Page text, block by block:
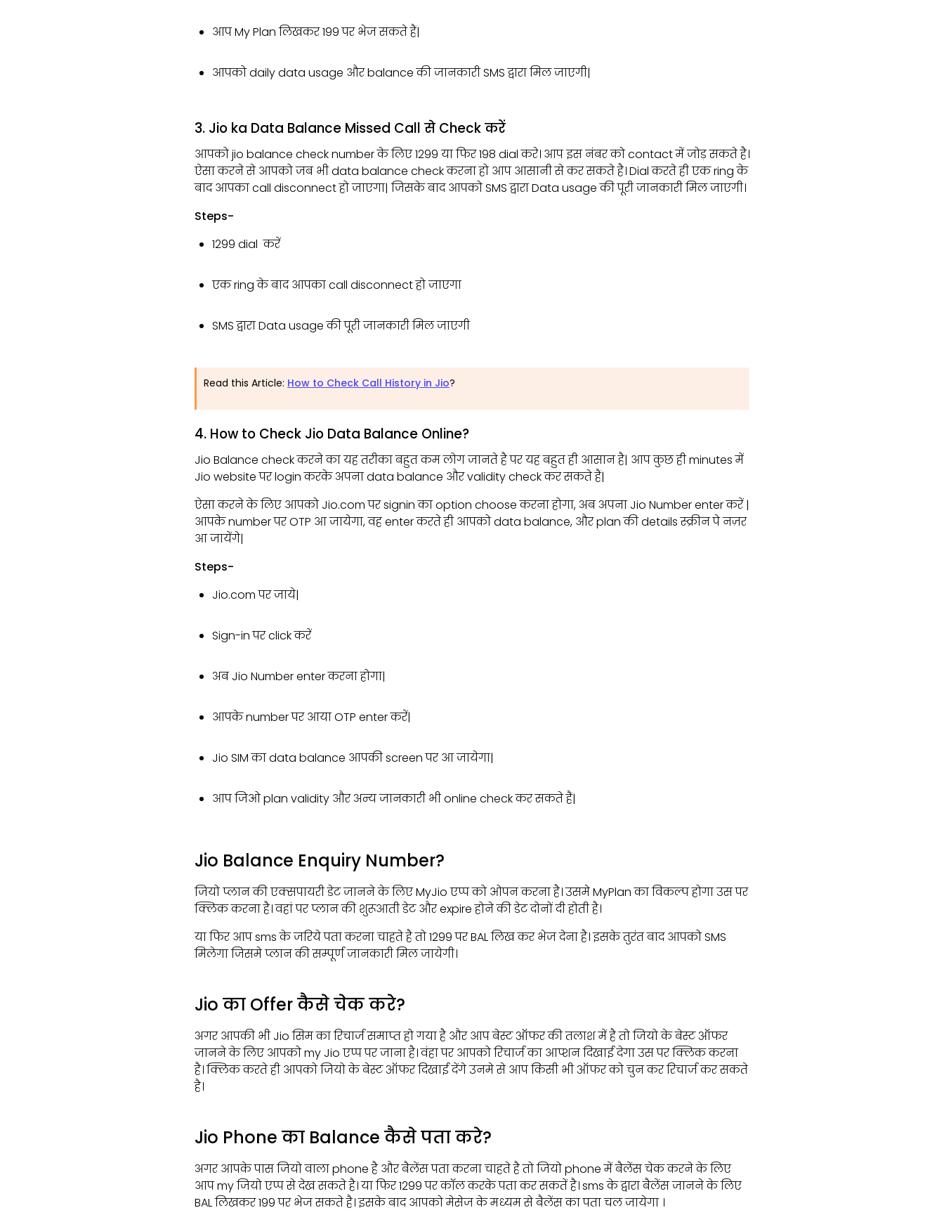
आप My Plan लिखकर 199 पर भेज सकते हैं|
आपको daily data usage और balance की जानकारी SMS द्वारा मिल जाएगी|
3. Jio ka Data Balance Missed Call से Check करें
आपको jio balance check number के लिए 1299 या फिर 198 dial करे। आप इस नंबर को contact में जोड़ सकते है।
ऐसा करने से आपको जब भी data balance check करना हो आप आसानी से कर सकते है। Dial करते ही एक ring के
बाद आपका call disconnect हो जाएगा| जिसके बाद आपको SMS द्वारा Data usage की पूरी जानकारी मिल जाएगी।
Steps-
1299 dial करें
एक ring के बाद आपका call disconnect हो जाएगा
SMS द्वारा Data usage की पूरी जानकारी मिल जाएगी
Read this Article: How to Check Call History in Jio?
4. How to Check Jio Data Balance Online?
Jio Balance check करने का यह तरीका बहुत कम लोग जानते है पर यह बहुत ही आसान है| आप कुछ ही minutes में
Jio website पर login करके अपना data balance और validity check कर सकते हैं|
ऐसा करने के लिए आपको Jio.com पर signin का option choose करना होगा, अब अपना Jio Number enter करें |
आपके number पर OTP आ जायेगा, वह enter करते ही आपको data balance, और plan की details स्क्रीन पे नज़र
आ जायेंगे|
Steps-
Jio.com पर जाये|
Sign-in पर click करें
अब Jio Number enter करना होगा|
आपके number पर आया OTP enter करें|
Jio SIM का data balance आपकी screen पर आ जायेगा|
आप जिओ plan validity और अन्य जानकारी भी online check कर सकते हैं|
Jio Balance Enquiry Number?
जियो प्लान की एक्सपायरी डेट जानने के लिए MyJio एप्प को ओपन करना है। उसमे MyPlan का विकल्प होगा उस पर
क्लिक करना है। वहां पर प्लान की शुरूआती डेट और expire होने की डेट दोनों दी होती है।
या फिर आप sms के जरिये पता करना चाहते है तो 1299 पर BAL लिख कर भेज देना है। इसके तुरंत बाद आपको SMS
मिलेगा जिसमे प्लान की सम्पूर्ण जानकारी मिल जायेगी।
Jio का Offer कैसे चेक करे?
अगर आपकी भी Jio सिम का रिचार्ज समाप्त हो गया है और आप बेस्ट ऑफर की तलाश में है तो जियो के बेस्ट ऑफर
जानने के लिए आपको my Jio एप्प पर जाना है। वंहा पर आपको रिचार्ज का आप्शन दिखाई देगा उस पर क्लिक करना
है। क्लिक करते ही आपको जियो के बेस्ट ऑफर दिखाई देंगे उनमे से आप किसी भी ऑफर को चुन कर रिचार्ज कर सकते
है।
Jio Phone का Balance कैसे पता करे?
अगर आपके पास जियो वाला phone है और बैलेंस पता करना चाहते है तो जियो phone में बैलेंस चेक करने के लिए
आप my जियो एप्प से देख सकते है। या फिर 1299 पर कॉल करके पता कर सकतें है। sms के द्वारा बैलेंस जानने के लिए
BAL लिखकर 199 पर भेज सकते है। इसके बाद आपको मेसेज के मध्यम से बैलेंस का पता चल जायेगा ।